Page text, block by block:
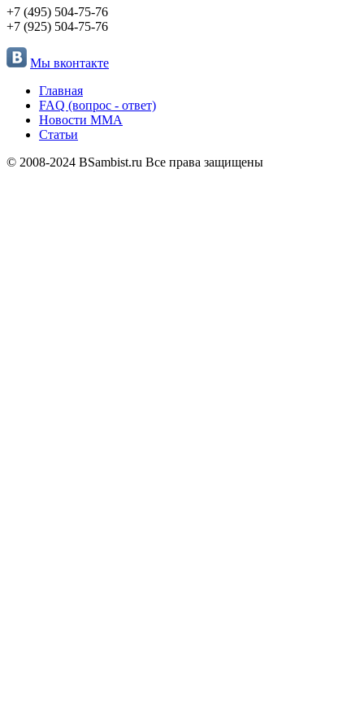
+7 (495) 504-75-76
+7 (925) 504-75-76
Мы вконтакте
Главная
FAQ (вопрос - ответ)
Новости ММА
Статьи
© 2008-2024 BSambist.ru Все права защищены